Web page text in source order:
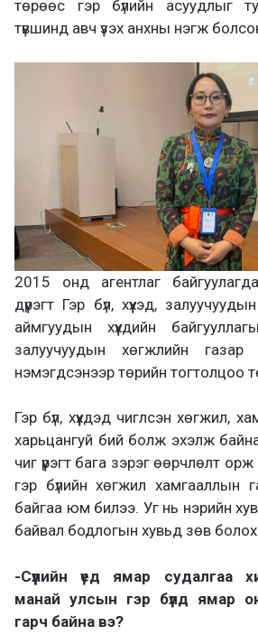
төрөөс гэр бүлийн асуудлыг
түвшинд авч үзэх анхны нэгж
2015 онд агентлаг
дүүрэгт Гэр бүл, хүүхэд,
аймгуудын хүүхдийн
залуучуудын хөгжлийн газар
нэмэгдсэнээр төрийн тогтолцоо
Гэр бүл, хүүхдэд чиглсэн хөгжил,
харьцангуй бий болж эхэлж
чиг үүрэгт бага зэрэг өөрчлөлт орж
гэр бүлийн хөгжил хамгааллын
байгаа юм билээ. Уг нь нэрийн
байвал бодлогын хувьд зөв
-Сүүлийн үед ямар судалгаа
манай улсын гэр бүлд ямар
гарч байна вэ?